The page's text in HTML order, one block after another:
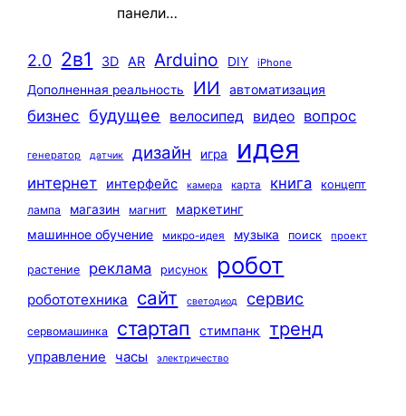
панели…
2.0 2в1 3D AR Arduino DIY iPhone
Дополненная реальность ИИ автоматизация
бизнес будущее велосипед видео вопрос
генератор датчик дизайн игра идея
интернет интерфейс камера карта книга
концепт
лампа
магазин магнит
маркетинг
машинное обучение
микро-идея музыка поиск проект
растение реклама рисунок робот
робототехника сайт светодиод сервис
сервомашинка стартап стимпанк тренд
управление часы электричество